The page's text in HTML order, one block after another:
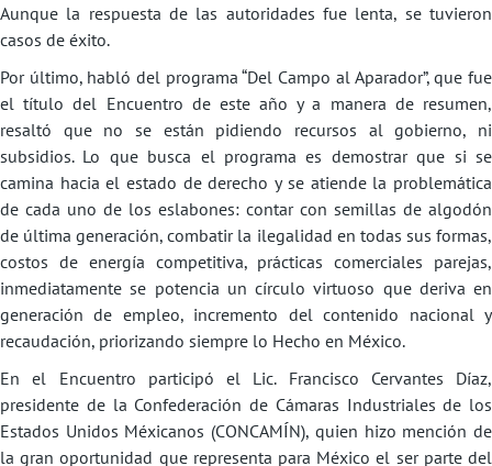
Aunque la respuesta de las autoridades fue lenta, se tuvieron
casos de éxito.
Por último, habló del programa “Del Campo al Aparador”, que fue
el título del Encuentro de este año y a manera de resumen,
resaltó que no se están pidiendo recursos al gobierno, ni
subsidios. Lo que busca el programa es demostrar que si se
camina hacia el estado de derecho y se atiende la problemática
de cada uno de los eslabones: contar con semillas de algodón
de última generación, combatir la ilegalidad en todas sus formas,
costos de energía competitiva, prácticas comerciales parejas,
inmediatamente se potencia un círculo virtuoso que deriva en
generación de empleo, incremento del contenido nacional y
recaudación, priorizando siempre lo Hecho en México.
En el Encuentro participó el Lic. Francisco Cervantes Díaz,
presidente de la Confederación de Cámaras Industriales de los
Estados Unidos Méxicanos (CONCAMÍN), quien hizo mención de
la gran oportunidad que representa para México el ser parte del